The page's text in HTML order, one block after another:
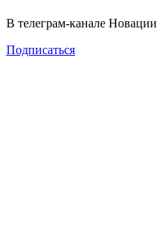
В телеграм-канале Новации
Подписаться